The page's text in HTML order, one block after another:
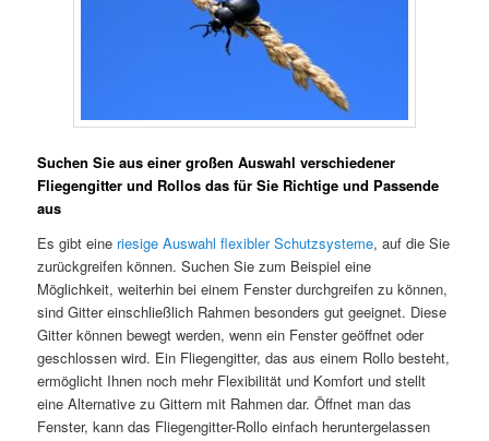
Suchen Sie aus einer großen Auswahl verschiedener
Fliegengitter und Rollos das für Sie Richtige und Passende
aus
Es gibt eine riesige Auswahl flexibler Schutzsysteme, auf die Sie
zurückgreifen können. Suchen Sie zum Beispiel eine
Möglichkeit, weiterhin bei einem Fenster durchgreifen zu können,
sind Gitter einschließlich Rahmen besonders gut geeignet. Diese
Gitter können bewegt werden, wenn ein Fenster geöffnet oder
geschlossen wird. Ein Fliegengitter, das aus einem Rollo besteht,
ermöglicht Ihnen noch mehr Flexibilität und Komfort und stellt
eine Alternative zu Gittern mit Rahmen dar. Öffnet man das
Fenster, kann das Fliegengitter-Rollo einfach heruntergelassen